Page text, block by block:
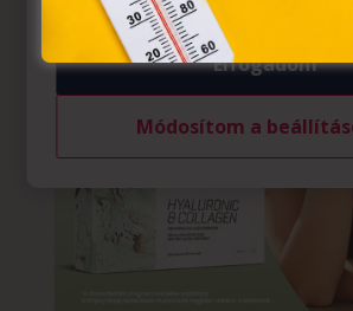
Elfogadom
Módosítom a